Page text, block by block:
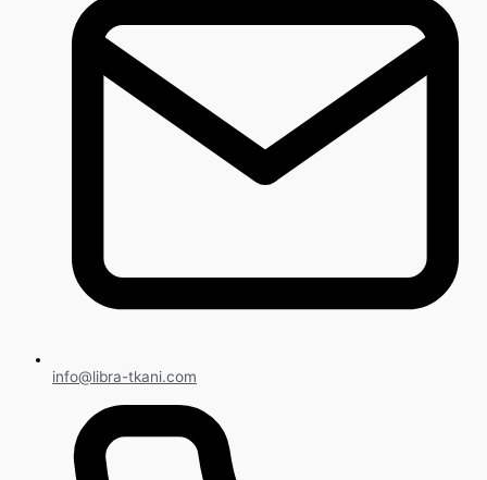
info@libra-tkani.com